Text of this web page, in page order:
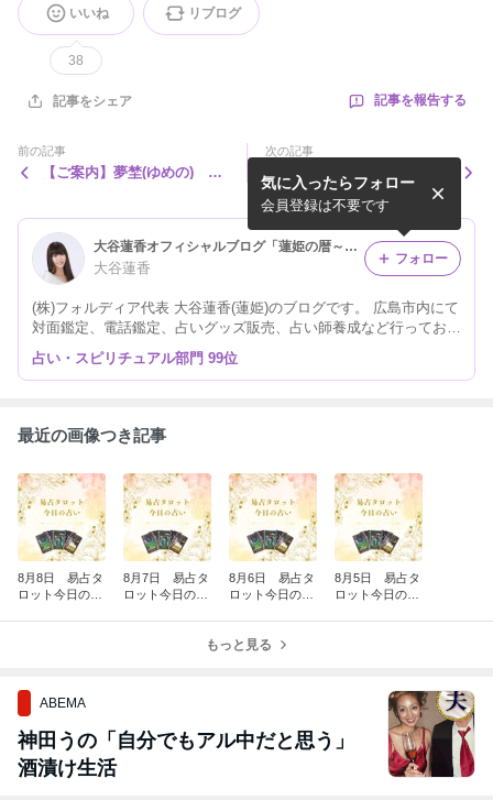
いいね
38
リブログ
記事をシェア 記事を報告する
前の記事
【ご案内】夢埜(ゆめの) 電
次の記事
【ご案内】大谷蓮香(蓮姫)電
話鑑定のお申し込みについて
大谷蓮香オフィシャルブログ「蓮姫の暦～占いで愛と運をあなたに～」Powered by Ameba
大谷蓮香
(株)フォルディア代表 大谷蓮香(蓮姫)のブログです。 広島市内にて
対面鑑定、電話鑑定、占いグッズ販売、占い師養成など行っており
ます。
気に入ったらフォロー
会員登録は不要です
フォロー
占い・スピリチュアル部門 99位
最近の画像つき記事
8月8日 易占タ
ロット今日の占
8月7日 易占タ
ロット今日の占
8月6日 易占タ
ロット今日の占
8月5日 易占タ
ロット今日の占
もっと見る
ABEMA
神田うの「自分でもアル中だと思う」
酒漬け生活